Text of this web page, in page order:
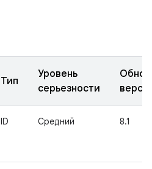
Тип
Уровень
серьезности
ID Средний 8.1